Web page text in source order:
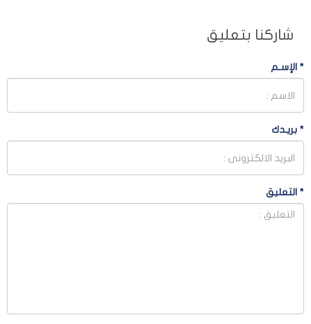
شاركنا بتعليق
* الإسـم
* بريـدك
* التعليق